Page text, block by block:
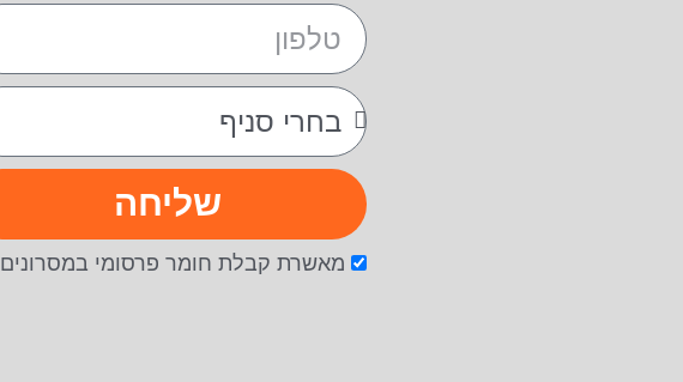
מאשרת קבלת חומר פרסומי במסרונים
שליחה